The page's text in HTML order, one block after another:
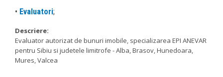
• Evaluatori;
Descriere:
Evaluator autorizat de bunuri imobile, specializarea EPI ANEVAR
pentru Sibiu si judetele limitrofe - Alba, Brasov, Hunedoara,
Mures, Valcea